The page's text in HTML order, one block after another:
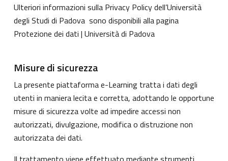
Ulteriori informazioni sulla Privacy Policy dell’Università
degli Studi di Padova sono disponibili alla pagina
Protezione dei dati | Università di Padova
Misure di sicurezza
La presente piattaforma e-Learning tratta i dati degli
utenti in maniera lecita e corretta, adottando le opportune
misure di sicurezza volte ad impedire accessi non
autorizzati, divulgazione, modifica o distruzione non
autorizzata dei dati.